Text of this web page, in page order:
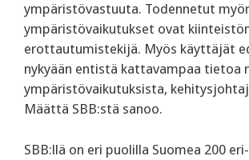
ympäristövastuuta. Todennetut
ympäristövaikutukset ovat
erottautumistekijä. Myös käyttäjät
nykyään entistä kattavampaa tietoa
ympäristövaikutuksista,
Määttä SBB:stä sanoo.
SBB:llä on eri puolilla Suomea 200